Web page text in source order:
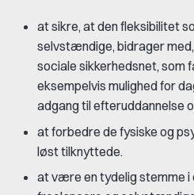
at sikre, at den fleksibilitet
selvstændige, bidrager
sociale sikkerhedsnet, som
eksempelvis mulighed for
adgang til efteruddannelse
at forbedre de fysiske og
løst tilknyttede.
at være en tydelig stemme